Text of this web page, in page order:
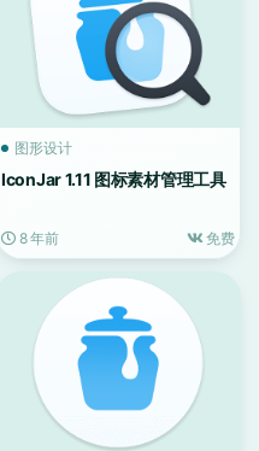
图形设计
IconJar 1.11 图标素材管理工具
8 年前 免费